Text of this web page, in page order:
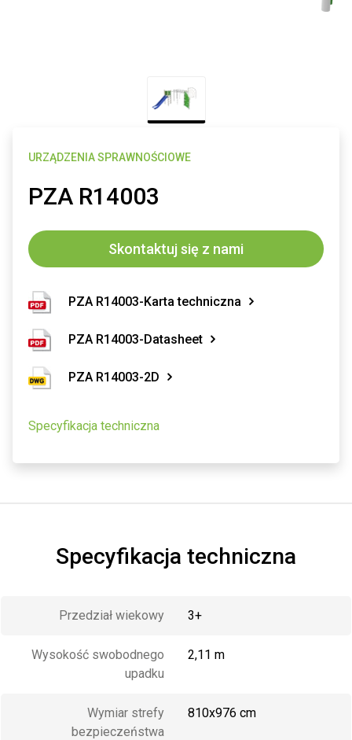
URZĄDZENIA SPRAWNOŚCIOWE
PZA R14003
Skontaktuj się z nami
PZA R14003-Karta techniczna
PZA R14003-Datasheet
PZA R14003-2D
Specyfikacja techniczna
Specyfikacja techniczna
Przedział wiekowy 3+
Wysokość swobodnego
upadku
2,11 m
Wymiar strefy
bezpieczeństwa
810x976 cm